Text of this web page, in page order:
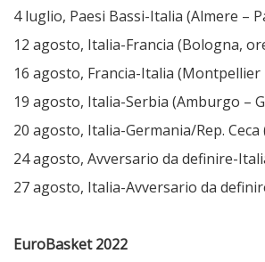
4 luglio, Paesi Bassi-Italia (Almere –
12 agosto, Italia-Francia (Bologna,
16 agosto, Francia-Italia (Montpellier
19 agosto, Italia-Serbia (Amburgo –
20 agosto, Italia-Germania/Rep.
24 agosto, Avversario da definire-
27 agosto, Italia-Avversario da
EuroBasket 2022